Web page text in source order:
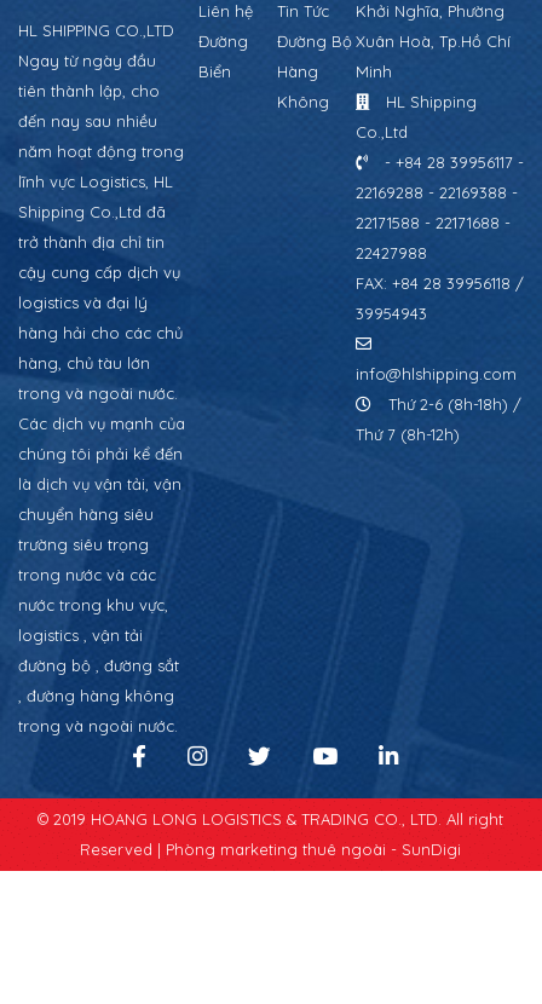
HL SHIPPING CO.,LTD
Ngay từ ngày đầu
tiên thành lập, cho
đến nay sau nhiều
năm hoạt động trong
lĩnh vực Logistics, HL
Shipping Co.,Ltd đã
trở thành địa chỉ tin
cậy cung cấp dịch vụ
logistics và đại lý
hàng hải cho các chủ
hàng, chủ tàu lớn
trong và ngoài nước.
Các dịch vụ mạnh của
chúng tôi phải kể đến
là dịch vụ vận tải, vận
chuyển hàng siêu
trường siêu trọng
trong nước và các
nước trong khu vực,
logistics , vận tải
đường bộ , đường sắt
, đường hàng không
trong và ngoài nước.
Liên hệ
Tin Tức
Đường
Biển
Đường Bộ
Hàng
Không
Khởi Nghĩa, Phường
Xuân Hoà, Tp.Hồ Chí
Minh
HL Shipping
Co.,Ltd
- +84 28 39956117 -
22169288 - 22169388 -
22171588 - 22171688 -
22427988
FAX: +84 28 39956118 /
39954943
info@hlshipping.com
Thứ 2-6 (8h-18h) /
Thứ 7 (8h-12h)
© 2019 HOANG LONG LOGISTICS & TRADING CO., LTD. All right
Reserved | Phòng marketing thuê ngoài - SunDigi